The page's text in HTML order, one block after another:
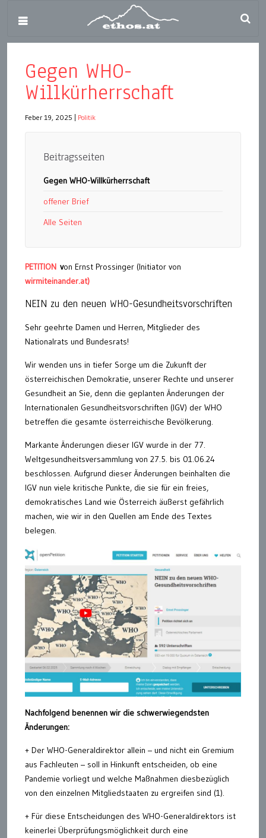
Gegen WHO-
Willkürherrschaft
Feber 19, 2025 Politik
Beitragsseiten
Gegen WHO-Willkürherrschaft
offener Brief
Alle Seiten
PETITION von Ernst Prossinger (Initiator von
wirmiteinander.at)
NEIN zu den neuen WHO-Gesundheitsvorschriften
Sehr geehrte Damen und Herren, Mitglieder des
Nationalrats und Bundesrats!
Wir wenden uns in tiefer Sorge um die Zukunft der
österreichischen Demokratie, unserer Rechte und unserer
Gesundheit an Sie, denn die geplanten Änderungen der
Internationalen Gesundheitsvorschriften (IGV) der WHO
betreffen die gesamte österreichische Bevölkerung.
Markante Änderungen dieser IGV wurde in der 77.
Weltgesundheitsversammlung von 27.5. bis 01.06.24
beschlossen. Aufgrund dieser Änderungen beinhalten die
IGV nun viele kritische Punkte, die sie für ein freies,
demokratisches Land wie Österreich äußerst gefährlich
machen, wie wir in den Quellen am Ende des Textes
belegen.
Nachfolgend benennen wir die schwerwiegendsten
Änderungen:
+ Der WHO-Generaldirektor allein – und nicht ein Gremium
aus Fachleuten – soll in Hinkunft entscheiden, ob eine
Pandemie vorliegt und welche Maßnahmen diesbezüglich
von den einzelnen Mitgliedstaaten zu ergreifen sind (1).
+ Für diese Entscheidungen des WHO-Generaldirektors ist
keinerlei Überprüfungsmöglichkeit durch eine